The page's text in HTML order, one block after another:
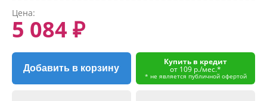
Цена:
5 084 ₽
Добавить в корзину
Купить в кредит
от 109 р./мес.*
* не является публичной офертой